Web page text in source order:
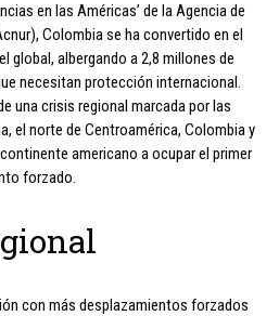
en las Américas’ de la Agencia de
Colombia se ha convertido en el
global, albergando a 2,8 millones de
necesitan protección internacional.
una crisis regional marcada por las
el norte de Centroamérica, Colombia y
americano a ocupar el primer
forzado.
con más desplazamientos forzados